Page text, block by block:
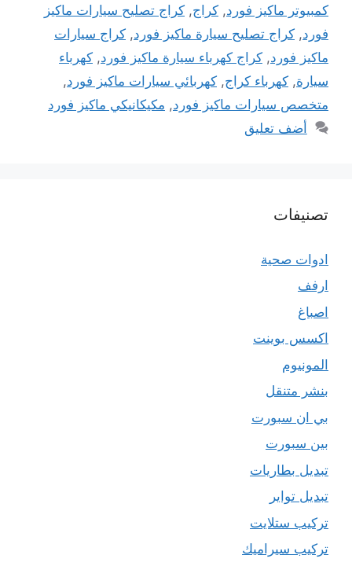
كمبيوتر ماكيز فورد, كراج, كراج تصليح سيارات ماكيز
فورد, كراج تصليح سيارة ماكيز فورد, كراج سيارات
ماكيز فورد, كراج كهرباء سيارة ماكيز فورد, كهرباء
سيارة, كهرباء كراج, كهربائي سيارات ماكيز فورد,
متخصص سيارات ماكيز فورد, مكيكانيكي ماكيز فورد
أضف تعليق
تصنيفات
ادوات صحية
ارفف
اصباغ
اكسس بوينت
المونيوم
بنشر متنقل
بي ان سبورت
بين سبورت
تبديل بطاريات
تبديل تواير
تركيب ستلايت
تركيب سيراميك